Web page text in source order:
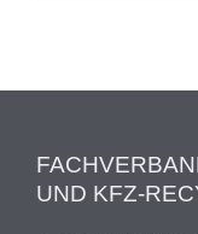
UND KFZ-